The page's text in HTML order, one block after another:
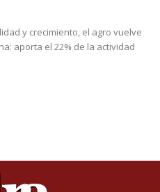
y crecimiento, el agro vuelve
aporta el 22% de la actividad